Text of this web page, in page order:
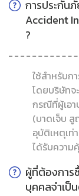
การประกัน
Accident
?
ใช้สำหรับก
โดยบริษัทจ
กรณีที่ผู้เอา
(บาดเจ็บ สู
อุบัติเหตุเท่
ได้รับความ
ผู้ที่ต้องการ
บุคคลจำเป็